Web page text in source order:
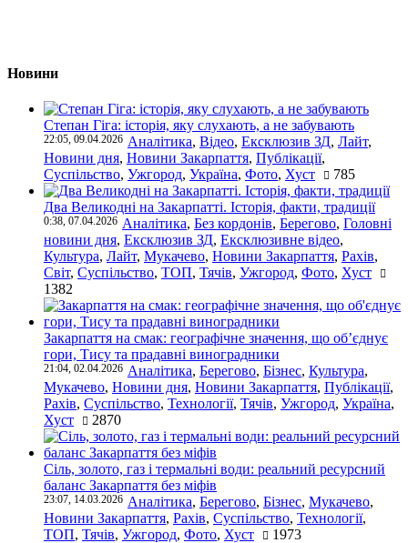
Новини
Степан Гіга: історія, яку слухають, а не забувають
22:05, 09.04.2026 Аналітика, Відео, Ексклюзив ЗД, Лайт,
Новини дня, Новини Закарпаття, Публікації,
Суспільство, Ужгород, Україна, Фото, Хуст 785
Два Великодні на Закарпатті. Історія, факти, традиції
0:38, 07.04.2026 Аналітика, Без кордонів, Берегово, Головні
новини дня, Ексклюзив ЗД, Ексклюзивне відео,
Культура, Лайт, Мукачево, Новини Закарпаття, Рахів,
Світ, Суспільство, ТОП, Тячів, Ужгород, Фото, Хуст
1382
Закарпаття на смак: географічне значення, що об’єднує
гори, Тису та прадавні виноградники
21:04, 02.04.2026 Аналітика, Берегово, Бізнес, Культура,
Мукачево, Новини дня, Новини Закарпаття, Публікації,
Рахів, Суспільство, Технології, Тячів, Ужгород, Україна,
Хуст
2870
Сіль, золото, газ і термальні води: реальний ресурсний
баланс Закарпаття без міфів
23:07, 14.03.2026 Аналітика, Берегово, Бізнес, Мукачево,
Новини Закарпаття, Рахів, Суспільство, Технології,
ТОП, Тячів, Ужгород, Фото, Хуст 1973